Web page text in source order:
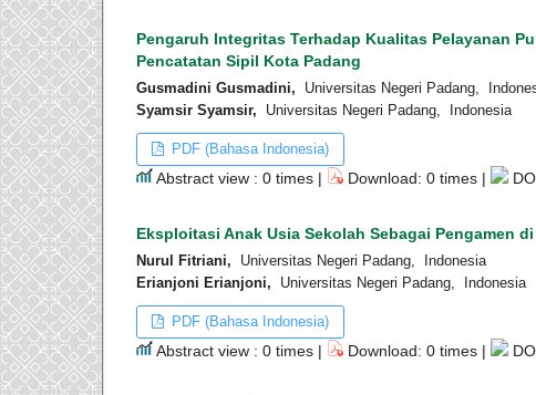
Pengaruh Integritas Terhadap Kualitas Pelayanan
Pencatatan Sipil Kota Padang
Gusmadini Gusmadini, Universitas Negeri Padang,
Syamsir Syamsir, Universitas Negeri Padang, Indonesia
PDF (Bahasa Indonesia)
Abstract view : 0 times | Download: 0 times |
Eksploitasi Anak Usia Sekolah Sebagai Pengamen
Nurul Fitriani, Universitas Negeri Padang, Indonesia
Erianjoni Erianjoni, Universitas Negeri Padang, Indonesia
PDF (Bahasa Indonesia)
Abstract view : 0 times | Download: 0 times |